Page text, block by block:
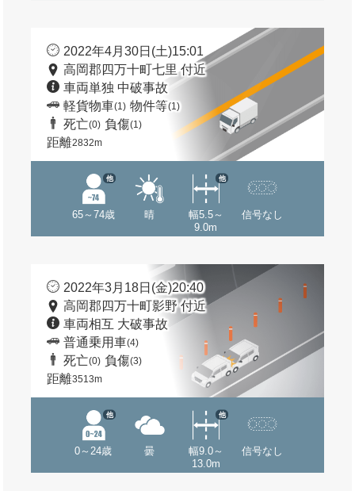
2022年4月30日(土)15:01
高岡郡四万十町七里 付近
車両単独 中破事故
軽貨物車(1) 物件等(1)
死亡(0) 負傷(1)
距離2832m
65～74歳
他
晴
幅5.5～
9.0m
他
信号なし
2022年3月18日(金)20:40
高岡郡四万十町影野 付近
車両相互 大破事故
普通乗用車(4)
死亡(0) 負傷(3)
距離3513m
0～24歳
他
曇
幅9.0～
13.0m
他
信号なし